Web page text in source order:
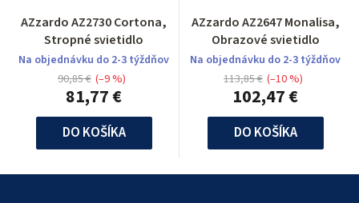
AZzardo AZ2730 Cortona,
Stropné svietidlo
Na objednávku do 2-3 týždňov
81,77 €
90,85 € (–9 %)
DO KOŠÍKA
AZzardo AZ2647 Monalisa,
Obrazové svietidlo
Na objednávku do 2-3 týždňov
102,47 €
113,85 € (–10 %)
DO KOŠÍKA